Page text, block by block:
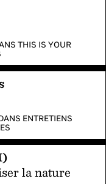
THIS IS YOUR
ENTRETIENS
la nature